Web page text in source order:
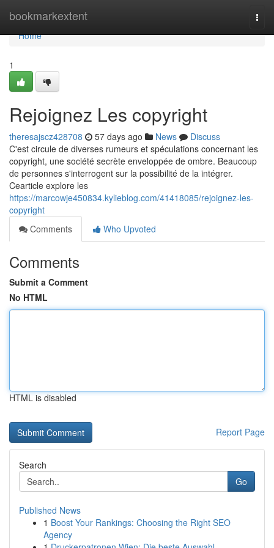
bookmarkextent
Home
Home
1
Rejoignez Les copyright
theresajscz428708 57 days ago News
Discuss
C'est circule de diverses rumeurs et spéculations concernant les
copyright, une société secrète enveloppée de ombre. Beaucoup
de personnes s'interrogent sur la possibilité de la intégrer.
Cearticle explore les
https://marcowje450834.kylieblog.com/41418085/rejoignez-les-
copyright
Comments
Who Upvoted
Comments
Submit a Comment
No HTML
HTML is disabled
Report Page
Search
Go
Published News
1 Boost Your Rankings: Choosing the Right SEO
Agency